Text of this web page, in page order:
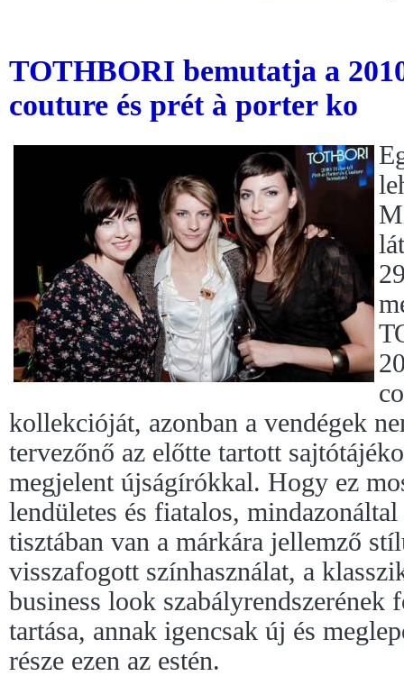
TOTHBORI bemutatja a
couture és prét à porter ko
kollekcióját, azonban a vendégek
tervezőnő az előtte tartott
megjelent újságírókkal. Hogy ez
lendületes és fiatalos,
tisztában van a márkára jellemző
visszafogott színhasználat, a
business look szabályrendszerének
tartása, annak igencsak új és
része ezen az estén.